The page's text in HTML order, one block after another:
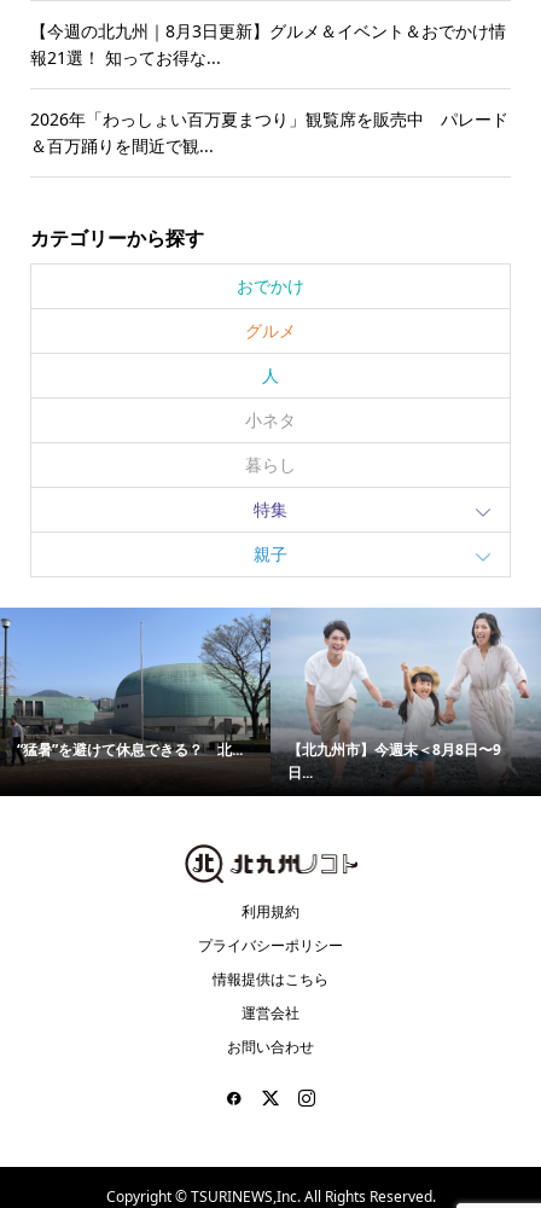
【今週の北九州｜8月3日更新】グルメ＆イベント＆おでかけ情
報21選！ 知ってお得な...
2026年「わっしょい百万夏まつり」観覧席を販売中 パレード
＆百万踊りを間近で観...
カテゴリーから探す
おでかけ
グルメ
人
小ネタ
暮らし
特集
親子
“猛暑”を避けて休息できる？ 北...
【北九州市】今週末＜8月8日〜9
日...
利用規約
プライバシーポリシー
情報提供はこちら
運営会社
お問い合わせ
Copyright ©TSURINEWS,Inc. All Rights Reserved.